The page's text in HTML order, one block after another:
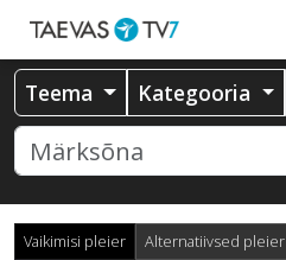
Teema Kategooria
Vaikimisi pleier Alternatiivsed pleier